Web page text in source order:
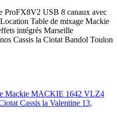
ProFX8V2 USB 8 canaux avec
Table de mixage Mackie
intégrés Marseille
Cassis la Ciotat Bandol Toulon